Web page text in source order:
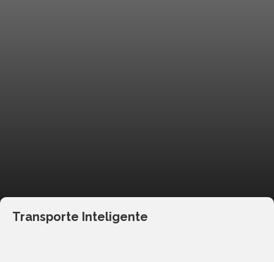
Transporte Inteligente